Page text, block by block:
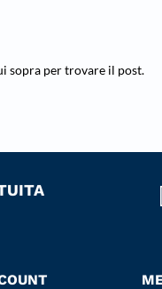
sopra per trovare il post.